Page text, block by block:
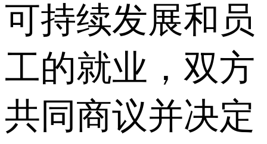
可持续发展和员
工的就业，双方
共同商议并决定